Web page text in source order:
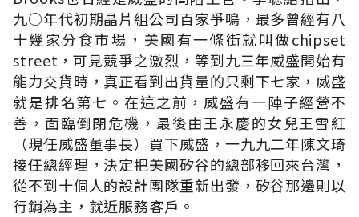
九○年代初期晶片組公司百家爭鳴，最多曾經有八
十幾家分食市場，美國有一條街就叫做chipset
street，可見競爭之激烈，等到九三年威盛開始有
能力交貨時，真正看到出貨量的只剩下七家，威盛
就是排名第七。在這之前，威盛有一陣子經營不
善，面臨倒閉危機，最後由王永慶的女兒王雪紅
（現任威盛董事長）買下威盛，一九九二年陳文琦
接任總經理，決定把美國矽谷的總部移回來台灣，
從不到十個人的設計團隊重新出發，矽谷那邊則以
行銷為主，就近服務客戶。